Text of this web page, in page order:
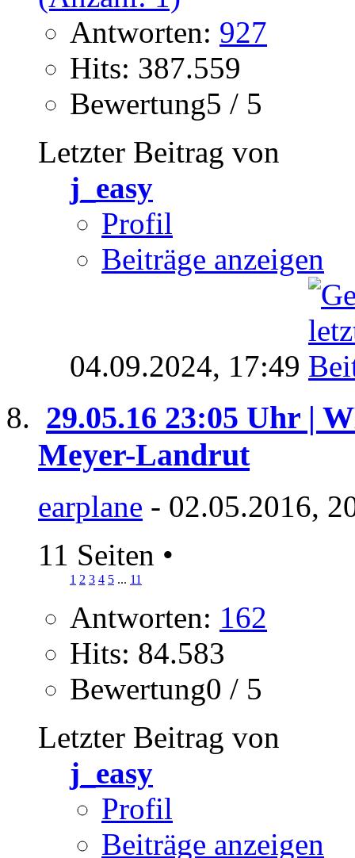
Antworten: 927
Hits: 387.559
Bewertung5 / 5
Letzter Beitrag von
j_easy
Profil
Beiträge anzeigen
04.09.2024, 17:49
29.05.16 23:05 Uhr |
Meyer-Landrut
earplane - 02.05.2016,
11 Seiten •
1 2 3 4 5 ... 11
Antworten: 162
Hits: 84.583
Bewertung0 / 5
Letzter Beitrag von
j_easy
Profil
Beiträge anzeigen